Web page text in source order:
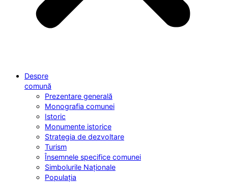
Despre
comună
Prezentare generală
Monografia comunei
Istoric
Monumente istorice
Strategia de dezvoltare
Turism
Însemnele specifice comunei
Simbolurile Naționale
Populația